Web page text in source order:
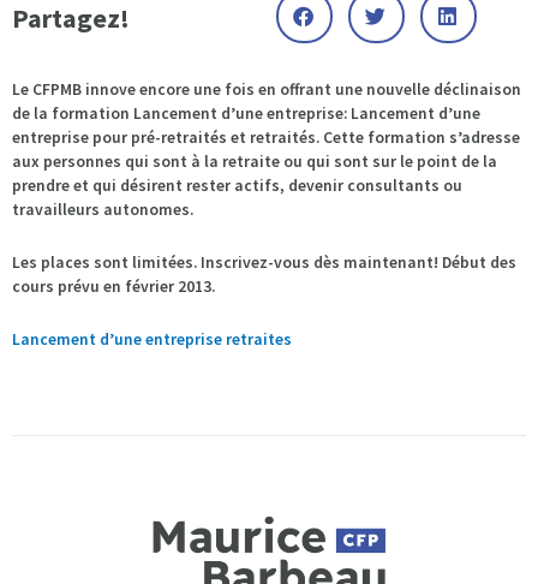
Partagez!
Le CFPMB innove encore une fois en offrant une nouvelle déclinaison
de la formation Lancement d’une entreprise: Lancement d’une
entreprise pour pré-retraités et retraités. Cette formation s’adresse
aux personnes qui sont à la retraite ou qui sont sur le point de la
prendre et qui désirent rester actifs, devenir consultants ou
travailleurs autonomes.
Les places sont limitées. Inscrivez-vous dès maintenant! Début des
cours prévu en février 2013.
Lancement d’une entreprise retraites